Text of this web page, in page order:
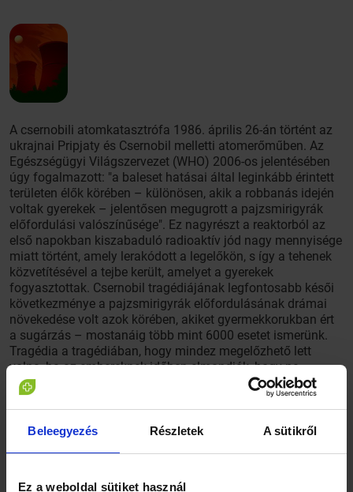
Beleegyezés Részletek A sütikről
Ez a weboldal sütiket használ
A csernobili atomkatasztrófa 1986. április 26-án történt az
ukrajnai Pripjaty és Csernobil melletti atomerőműben. Az
Egészségügyi Világszervezet (WHO) 2006-os jelentésében
úgy fogalmazott: "a baleset hatásai által leginkább érintett
területen élők körében – különösen, akik a robbanás idején
voltak gyerekek – jelentősen megugrott a pajzsmirigyrák
előfordulási valószínűsége". Ez nagyrészt a reaktorból az
első napokban kiszabaduló radioaktív jód nagy mennyisége
miatt történt, amely lerakódott a legelőkön, s így a tehenek
közvetítésével a tejbe került, amelyet a gyerekek
fogyasztottak. Csernobil tragédiájának legfontosabb késői
következménye a pajzsmirigyrák előfordulásának drámai
növekedése volt azok körében, akiket gyermekkorukban ért
a sugárzás – mostanáig több mint 6000 esetet ismerünk.
Tragédia a tragédiában, hogy mindez megelőzhető lett
volna, ha az embereknek időben elmondják, hogy ne
igyanak a szennyezett füvet legelő tehenek tejéből, amely
nagy mennyiségű radioaktív (131-es rendszámú)
jódizotópot tartalmazott. A pajzsmirigyben felhalmozódó
131-es jódizotóp ugyanis rákot okozhat, különösen